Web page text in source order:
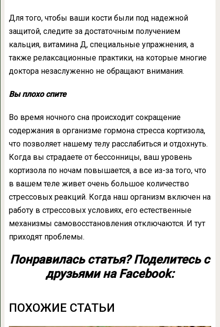
Для того, чтобы ваши кости были под надежной
защитой, следите за достаточным получением
кальция, витамина Д, специальные упражнения, а
также релаксационные практики, на которые многие
доктора незаслуженно не обращают внимания.
Вы плохо спите
Во время ночного сна происходит сокращение
содержания в организме гормона стресса кортизола,
что позволяет нашему телу расслабиться и отдохнуть.
Когда вы страдаете от бессонницы, ваш уровень
кортизола по ночам повышается, а все из-за того, что
в вашем теле живет очень большое количество
стрессовых реакций. Когда наш организм включен на
работу в стрессовых условиях, его естественные
механизмы самовосстановления отключаются. И тут
приходят проблемы.
Понравилась статья? Поделитесь с
друзьями на Facebook:
ПОХОЖИЕ СТАТЬИ